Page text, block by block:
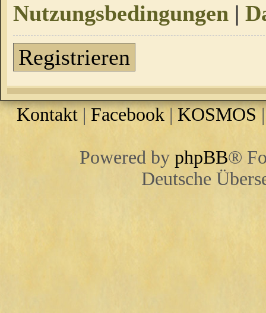
Nutzungsbedingungen |
Registrieren
Kontakt | Facebook |KOSMOS
Powered by phpBB®
Deutsche